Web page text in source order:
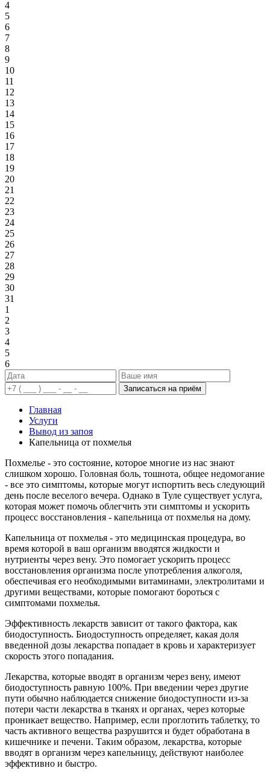
4
5
6
7
8
9
10
11
12
13
14
15
16
17
18
19
20
21
22
23
24
25
26
27
28
29
30
31
1
2
3
4
5
6
Записаться на приём
Главная
Услуги
Вывод из запоя
Капельница от похмелья
Похмелье - это состояние, которое многие из нас знают
слишком хорошо. Головная боль, тошнота, общее недомогание
- все это симптомы, которые могут испортить весь следующий
день после веселого вечера. Однако в Туле существует услуга,
которая может помочь облегчить эти симптомы и ускорить
процесс восстановления - капельница от похмелья на дому.
Капельница от похмелья - это медицинская процедура, во
время которой в ваш организм вводятся жидкости и
нутриенты через вену. Это помогает ускорить процесс
восстановления организма после употребления алкоголя,
обеспечивая его необходимыми витаминами, электролитами и
другими веществами, которые помогают бороться с
симптомами похмелья.
Эффективность лекарств зависит от такого фактора, как
биодоступность. Биодоступность определяет, какая доля
введенной дозы лекарства попадает в кровь и характеризует
скорость этого попадания.
Лекарства, которые вводят в организм через вену, имеют
биодоступность равную 100%. При введении через другие
пути обычно наблюдается снижение биодоступности из-за
потери части лекарства в тканях и органах, через которые
проникает вещество. Например, если проглотить таблетку, то
часть активного вещества разрушится и будет обработана в
кишечнике и печени. Таким образом, лекарства, которые
вводят в организм через капельницу, действуют наиболее
эффективно и быстро.